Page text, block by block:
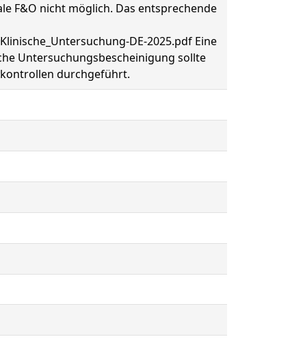
F&O nicht möglich. Das entsprechende
DE-2025.pdf Eine
Untersuchungsbescheinigung sollte
durchgeführt.